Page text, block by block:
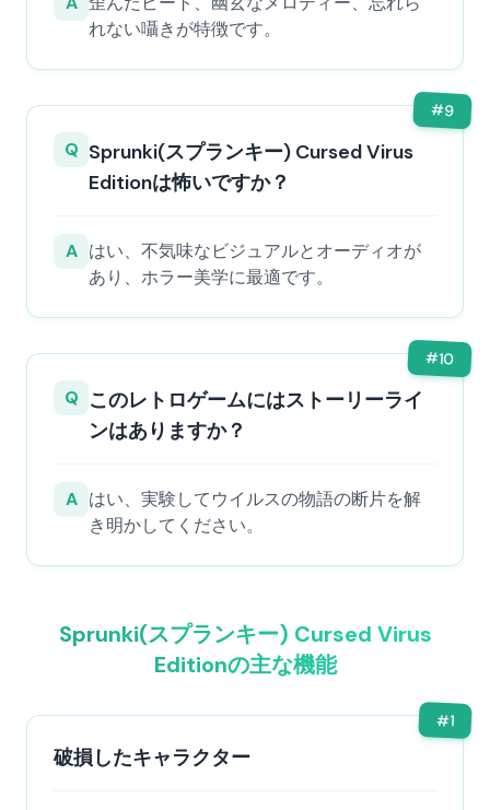
れない囁きが特徴です。
#9
Q Sprunki(スプランキー) Cursed Virus
Editionは怖いですか？
A はい、不気味なビジュアルとオーディオが
あり、ホラー美学に最適です。
#10
Q このレトロゲームにはストーリーライ
ンはありますか？
A はい、実験してウイルスの物語の断片を解
き明かしてください。
Sprunki(スプランキー) Cursed Virus
Editionの主な機能
#1
破損したキャラクター